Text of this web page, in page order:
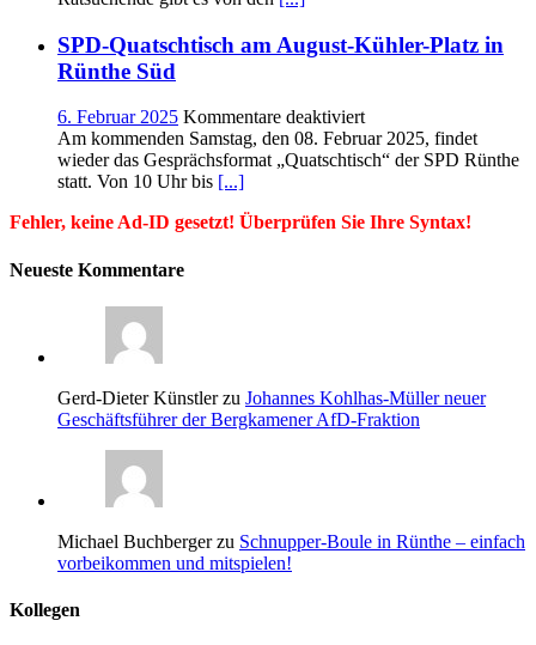
im
Treff
SPD-Quatschtisch am August-Kühler-Platz in
Rünthe Süd
6. Februar 2025 Kommentare deaktiviertfür
SPD-
Quatschtisch
Kühler-
Am kommenden Samstag, den 08. Februar 2025, findet
wieder das Gesprächsformat „Quatschtisch“ der SPD Rünthe
statt. Von 10 Uhr bis [...]
Fehler, keine Ad-ID gesetzt! Überprüfen Sie Ihre Syntax!
Neueste Kommentare
Gerd-Dieter Künstler zu Johannes Kohlhas-Müller neuer
Geschäftsführer der Bergkamener AfD-Fraktion
Michael Buchberger zu Schnupper-Boule in Rünthe – einfach
vorbeikommen und mitspielen!
Kollegen